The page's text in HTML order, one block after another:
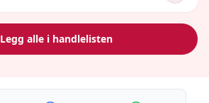
Legg alle i handlelisten